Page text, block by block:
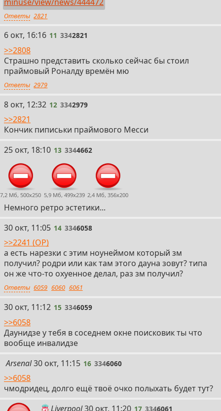
Ответы 2821
11
6 окт, 16:16 11 3342821
>>2808
Страшно представить сколько сейчас бы стоил
праймовый Роналду времён мю
Ответы 2979
12
8 окт, 12:32 12 3342979
>>2821
Кончик пиписьки праймового Месси
13
25 окт, 18:10 13 3344662
7,2 Мб, 500x250 5,9 Мб, 499x239 2,4 Мб, 356x200
Немного ретро эстетики...
14
30 окт, 11:05 14 3346058
>>2241 (OP)
а есть нарезки с этим ноунеймом который зм
получил? родри или как там этого дауна зовут? типа
он же что-то охуенное делал, раз зм получил?
Ответы 6059 6060 6061
15
30 окт, 11:12 15 3346059
>>6058
Даунидзе у тебя в соседнем окне поисковик ты что
вообще инвалидзе
Arsenal16
30 окт, 11:15 16 3346060
>>6058
чмодридец, долго ещё твоё очко полыхать будет тут?
Liverpool17
30 окт, 11:20 17 3346061